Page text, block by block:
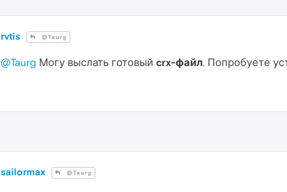
rvtis @Taurg
@Taurg Могу выслать готовый crx-файл. Попробуете
sailormax @Taurg